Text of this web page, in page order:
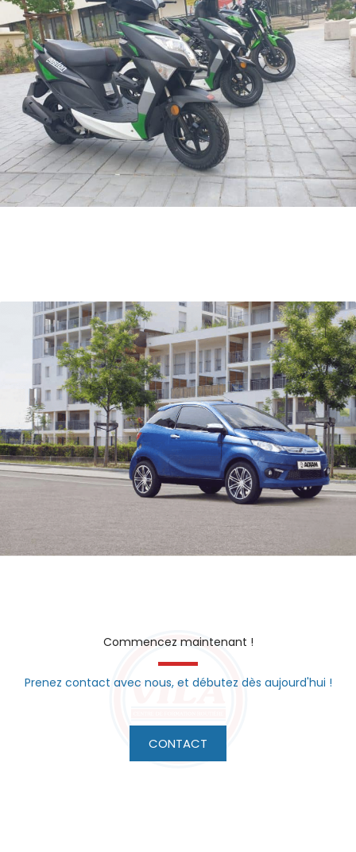
Commencez maintenant !
Prenez contact avec nous, et débutez dès aujourd'hui !
CONTACT